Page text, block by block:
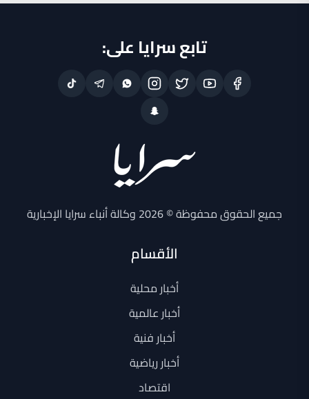
تابع سرايا على:
جميع الحقوق محفوظة © 2026 وكالة أنباء سرايا الإخبارية
الأقسام
أخبار محلية
أخبار عالمية
أخبار فنية
أخبار رياضية
اقتصاد